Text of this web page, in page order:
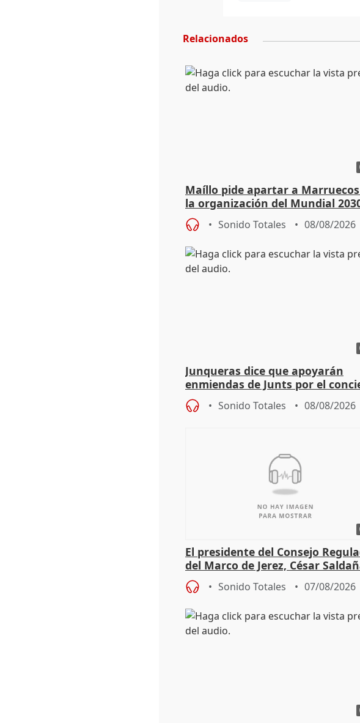
Relacionados
Maíllo pide apartar a
la organización del Mundial
Sonido Totales 08/08/2026
Junqueras dice que apoyarán
enmiendas de Junts por el
en el trámite de financiación
Sonido Totales 08/08/2026
El presidente del Consejo
del Marco de Jerez, César
sobre exportaciones
Sonido Totales 07/08/2026